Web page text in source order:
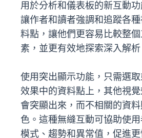
用於分析和儀表板的新互動
讓作者和讀者強調和追蹤各
料點，讓他們更容易比較整
素，並更有效地探索深入解析
使用突出顯示功能，只需選
效果中的資料點上，其他視
會突顯出來，而不相關的資
色。這種無縫互動可協助使
模式、趨勢和異常值，促進